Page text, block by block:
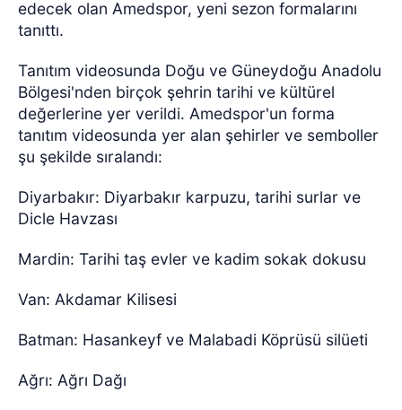
edecek olan Amedspor, yeni sezon formalarını
tanıttı.
Tanıtım videosunda Doğu ve Güneydoğu Anadolu
Bölgesi'nden birçok şehrin tarihi ve kültürel
değerlerine yer verildi. Amedspor'un forma
tanıtım videosunda yer alan şehirler ve semboller
şu şekilde sıralandı:
Diyarbakır: Diyarbakır karpuzu, tarihi surlar ve
Dicle Havzası
Mardin: Tarihi taş evler ve kadim sokak dokusu
Van: Akdamar Kilisesi
Batman: Hasankeyf ve Malabadi Köprüsü silüeti
Ağrı: Ağrı Dağı